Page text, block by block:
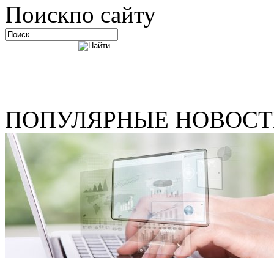
Поискпо сайту
ПОПУЛЯРНЫЕ